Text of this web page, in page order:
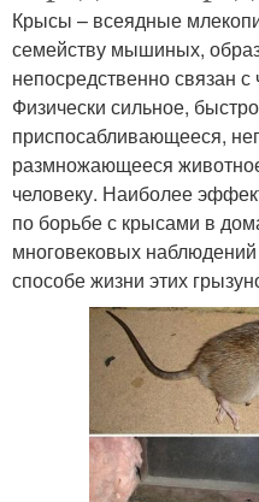
Крысы – всеядные
семейству мышиных,
непосредственно связан
Физически сильное,
приспосабливающееся,
размножающееся
человеку. Наиболее
по борьбе с крысами в
многовековых
способе жизни этих